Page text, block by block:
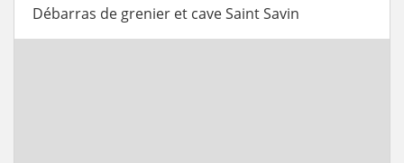
Débarras de grenier et cave Saint Savin